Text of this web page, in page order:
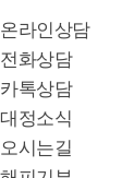
온라인상담
전화상담
카톡상담
대정소식
오시는길